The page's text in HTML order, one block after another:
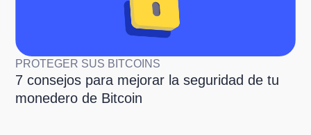
PROTEGER SUS BITCOINS
7 consejos para mejorar la seguridad de tu
monedero de Bitcoin